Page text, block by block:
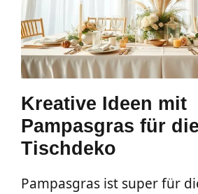
Kreative Ideen mit
Pampasgras für die
Tischdeko
Pampasgras ist super für